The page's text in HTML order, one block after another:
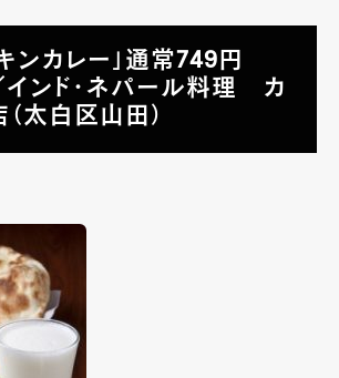
ンカレー」通常749円
ンド・ネパール料理 カ
太白区山田）